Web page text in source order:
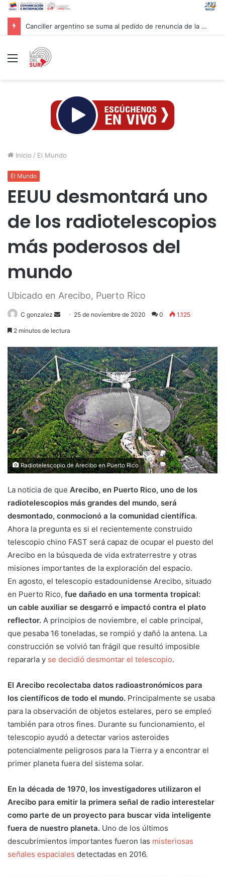
Canciller argentino se suma al pedido de renuncia de la vicepresidenta Villarruel
Menú
Inicio / El Mundo
El Mundo
EEUU desmontará uno
de los radiotelescopios
más poderosos del
mundo
Ubicado en Arecibo, Puerto Rico
C gonzalez
Send 25 de noviembre de 2020 0 1.125
2 minutos de lectura
Radiotelescopio de Arecibo en Puerto Rico
La noticia de que Arecibo, en Puerto Rico, uno de los
radiotelescopios más grandes del mundo, será
desmontado, conmocionó a la comunidad científica.
Ahora la pregunta es si el recientemente construido
telescopio chino FAST será capaz de ocupar el puesto del
Arecibo en la búsqueda de vida extraterrestre y otras
misiones importantes de la exploración del espacio.
En agosto, el telescopio estadounidense Arecibo, situado
en Puerto Rico, fue dañado en una tormenta tropical:
un cable auxiliar se desgarró e impactó contra el plato
reflector. A principios de noviembre, el cable principal,
que pesaba 16 toneladas, se rompió y dañó la antena. La
construcción se volvió tan frágil que resultó imposible
repararla y se decidió desmontar el telescopio.
El Arecibo recolectaba datos radioastronómicos para
los científicos de todo el mundo. Principalmente se usaba
para la observación de objetos estelares, pero se empleó
también para otros fines. Durante su funcionamiento, el
telescopio ayudó a detectar varios asteroides
potencialmente peligrosos para la Tierra y a encontrar el
primer planeta fuera del sistema solar.
En la década de 1970, los investigadores utilizaron el
Arecibo para emitir la primera señal de radio interestelar
como parte de un proyecto para buscar vida inteligente
fuera de nuestro planeta. Uno de los últimos
descubrimientos importantes fueron las misteriosas
señales espaciales detectadas en 2016.